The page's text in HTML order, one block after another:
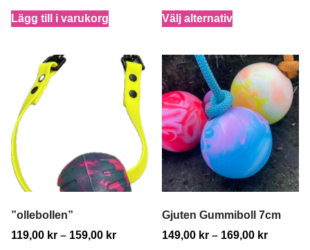
Lägg till i varukorg Välj alternativ
”ollebollen”
119,00 kr – 159,00 kr
Gjuten Gummiboll 7cm
149,00 kr – 169,00 kr